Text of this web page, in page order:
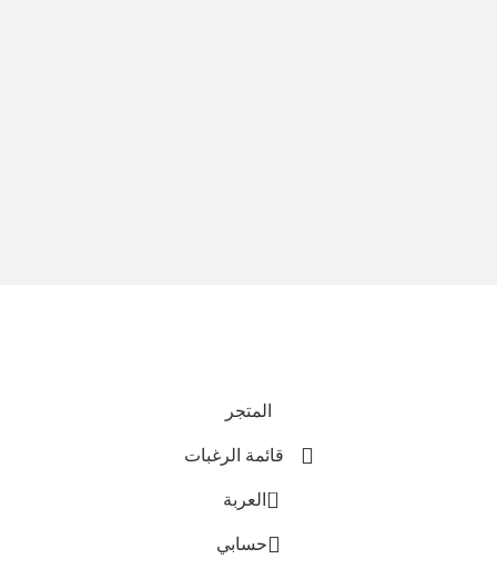
المتجر
قائمة الرغبات
0 العربة
حسابي